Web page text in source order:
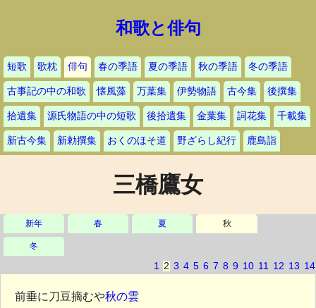
和歌と俳句
短歌 歌枕 俳句 春の季語 夏の季語 秋の季語 冬の季語
古事記の中の和歌 懐風藻 万葉集 伊勢物語 古今集 後撰集
拾遺集 源氏物語の中の短歌 後拾遺集 金葉集 詞花集 千載集
新古今集 新勅撰集 おくのほそ道 野ざらし紀行 鹿島詣
三橋鷹女
新年 春 夏 秋
冬
1 2 3 4 5 6 7 8 9 10 11 12 13 14
前垂に刀豆摘むや秋の雲